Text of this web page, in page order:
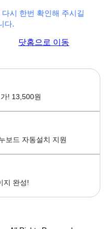
시 한번 확인해 주시길
다.
닷홈으로 이동
! 13,500원
보드 자동설치 지원
지 완성!